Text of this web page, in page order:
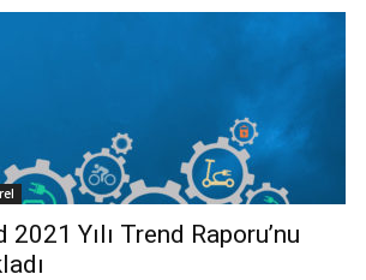
2021 Yılı Trend Raporu’nu